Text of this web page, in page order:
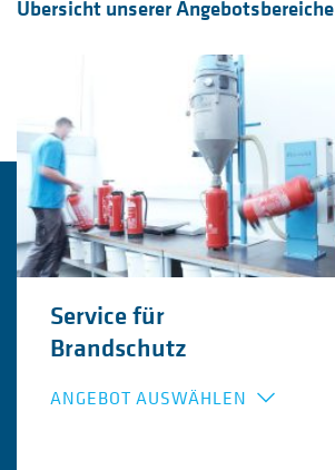
Übersicht unserer Angebotsbereiche
Service für
Brandschutz
ANGEBOT AUSWÄHLEN